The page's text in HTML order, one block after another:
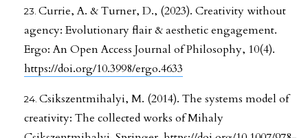
Currie, A. & Turner, D., (2023). Creativity without
agency: Evolutionary flair & aesthetic engagement.
Ergo: An Open Access Journal of Philosophy, 10(4).
https://doi.org/10.3998/ergo.4633
Csikszentmihalyi, M. (2014). The systems model of
creativity: The collected works of Mihaly